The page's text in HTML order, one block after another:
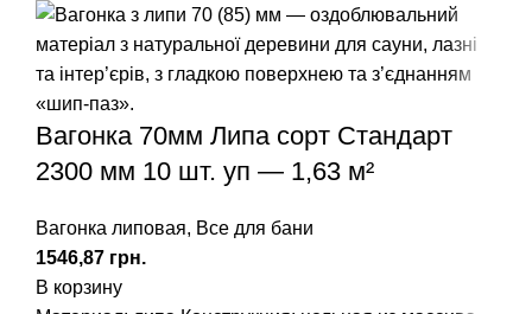
Вагонка 70мм Липа сорт Стандарт
2300 мм 10 шт. уп — 1,63 м²
Вагонка липовая, Все для бани
грн.
В корзину